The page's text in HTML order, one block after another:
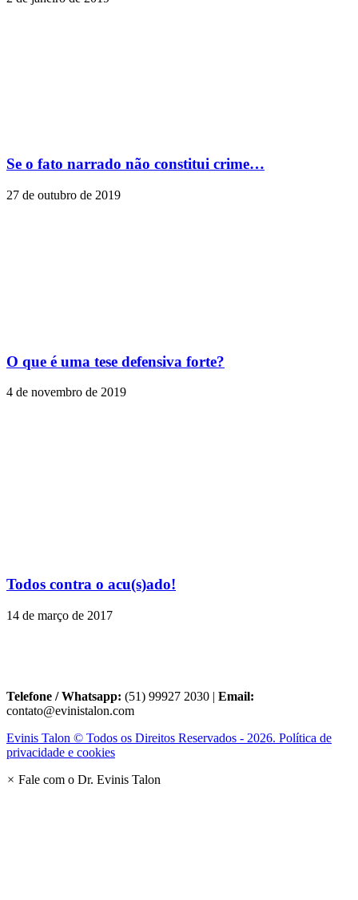
Se o fato narrado não constitui crime…
27 de outubro de 2019
O que é uma tese defensiva forte?
4 de novembro de 2019
Todos contra o acu(s)ado!
14 de março de 2017
Telefone / Whatsapp: (51) 99927 2030 | Email:
contato@evinistalon.com
Evinis Talon © Todos os Direitos Reservados - 2026. Política de
privacidade e cookies
× Fale com o Dr. Evinis Talon